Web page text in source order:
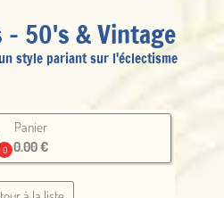
- 50's & Vintage
style pariant sur l'éclectisme
0
Panier
0.00 €